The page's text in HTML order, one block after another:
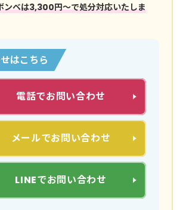
ンベは3,300円～で処分対応いたしま
はこちら
電話でお問い合わせ
メールでお問い合わせ
LINEでお問い合わせ